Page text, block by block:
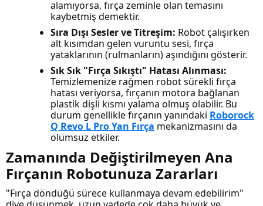
alamıyorsa, fırça zeminle olan temasını
kaybetmiş demektir.
Sıra Dışı Sesler ve Titreşim: Robot çalışırken
alt kısımdan gelen vuruntu sesi, fırça
yataklarının (rulmanların) aşındığını gösterir.
Sık Sık "Fırça Sıkıştı" Hatası Alınması:
Temizlemenize rağmen robot sürekli fırça
hatası veriyorsa, fırçanın motora bağlanan
plastik dişli kısmı yalama olmuş olabilir. Bu
durum genellikle fırçanın yanındaki Roborock
Q Revo L Pro Yan Fırça mekanizmasını da
olumsuz etkiler.
Zamanında Değiştirilmeyen Ana
Fırçanın Robotunuza Zararları
"Fırça döndüğü sürece kullanmaya devam edebilirim"